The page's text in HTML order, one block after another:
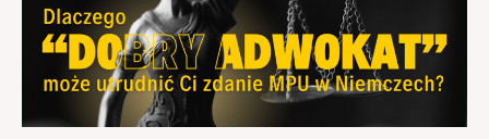
utrudnić
zdanie